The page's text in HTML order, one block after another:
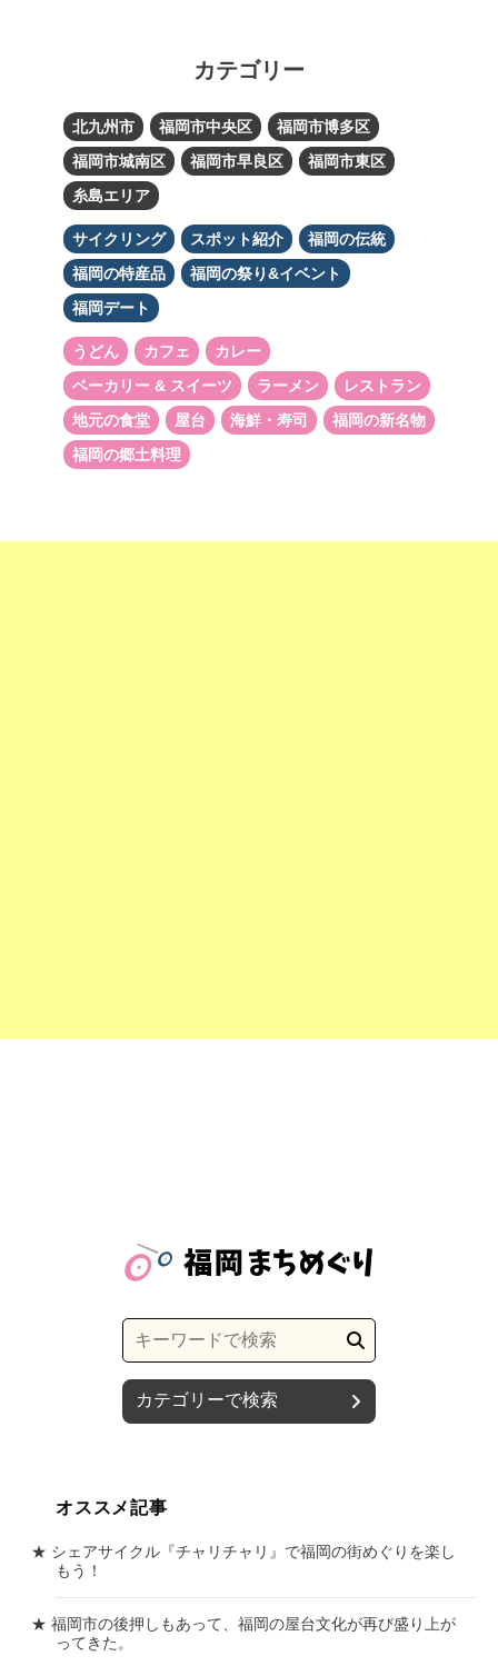
カテゴリー
北九州市 福岡市中央区
福岡市博多区
福岡市城南区
福岡市早良区
福岡市東区
糸島エリア
サイクリング スポット紹介
福岡の伝統
福岡の特産品
福岡の祭り&イベント
福岡デート
うどん カフェ
カレー
ベーカリー & スイーツ
ラーメン
レストラン
地元の食堂
屋台 海鮮・寿司
福岡の新名物
福岡の郷土料理
カテゴリーで検索
オススメ記事
シェアサイクル『チャリチャリ』で福岡の街めぐりを楽し
もう！
福岡市の後押しもあって、福岡の屋台文化が再び盛り上が
ってきた。